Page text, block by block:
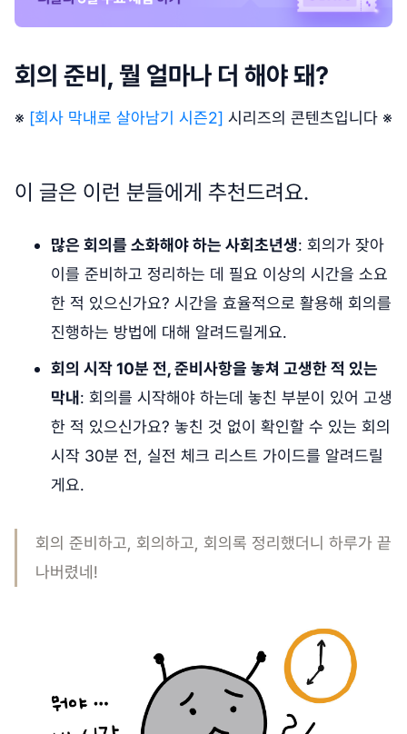
회의 준비, 뭘 얼마나 더 해야 돼?
※ [회사 막내로 살아남기 시즌2] 시리즈의 콘텐츠입니다 ※
이 글은 이런 분들에게 추천드려요.
많은 회의를 소화해야 하는 사회초년생: 회의가 잦아
이를 준비하고 정리하는 데 필요 이상의 시간을 소요
한 적 있으신가요? 시간을 효율적으로 활용해 회의를
진행하는 방법에 대해 알려드릴게요.
회의 시작 10분 전, 준비사항을 놓쳐 고생한 적 있는
막내 : 회의를 시작해야 하는데 놓친 부분이 있어 고생
한 적 있으신가요? 놓친 것 없이 확인할 수 있는 회의
시작 30분 전, 실전 체크 리스트 가이드를 알려드릴
게요.
회의 준비하고, 회의하고, 회의록 정리했더니 하루가 끝
나버렸네!